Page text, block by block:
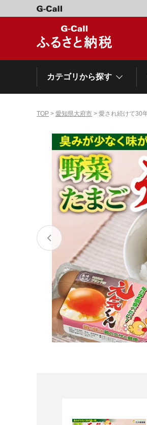
カテゴリから探す
肉類（牛）
くだもの
ドリンク
家具
定期便
～\10,000
\40,001～
\500,001～
北海道
岩手県
宮城県
山形県
茨城県
栃木県
TOP > 愛知県大府市 > 愛され続けて30